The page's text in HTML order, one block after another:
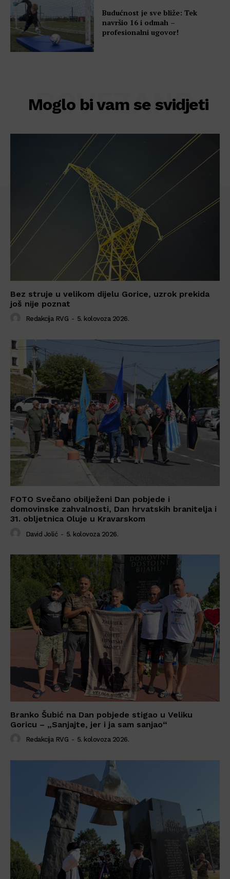
Budućnost je sve bliže: Tek
navršio 16 i odmah –
profesionalni ugovor!
Moglo bi vam se svidjeti
POVEZANO
Bez struje u velikom dijelu Gorice, uzrok prekida
još nije poznat
Redakcija RVG - 5. kolovoza 2026.
FOTO Svečano obilježeni Dan pobjede i
domovinske zahvalnosti, Dan hrvatskih branitelja i
31. obljetnica Oluje u Kravarskom
David Jolić - 5. kolovoza 2026.
Branko Šubić na Dan pobjede stigao u Veliku
Goricu – „Sanjajte, jer i ja sam sanjao“
Redakcija RVG - 5. kolovoza 2026.